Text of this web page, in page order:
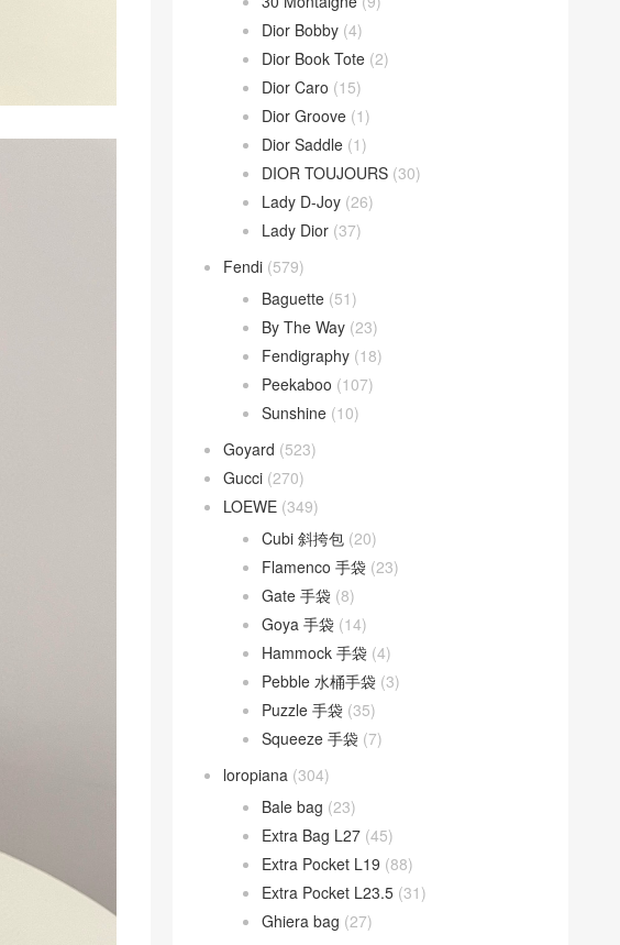
Dior Bobby (4)
Dior Book Tote (2)
Dior Caro (15)
Dior Groove (1)
Dior Saddle (1)
DIOR TOUJOURS (30)
Lady D-Joy (26)
Lady Dior (37)
Fendi (579)
Baguette (51)
By The Way (23)
Fendigraphy (18)
Peekaboo (107)
Sunshine (10)
Goyard (523)
Gucci (270)
LOEWE (349)
Cubi 斜挎包 (20)
Flamenco 手袋 (23)
Gate 手袋 (8)
Goya 手袋 (14)
Hammock 手袋 (4)
Pebble 水桶手袋 (3)
Puzzle 手袋 (35)
Squeeze 手袋 (7)
loropiana (304)
Bale bag (23)
Extra Bag L27 (45)
Extra Pocket L19 (88)
Extra Pocket L23.5 (31)
Ghiera bag (27)